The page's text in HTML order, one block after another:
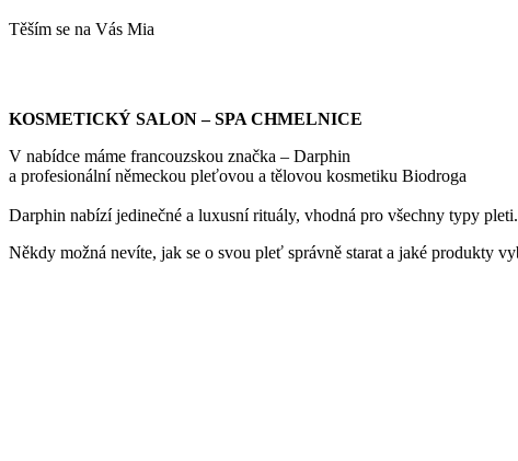
Těším se na Vás Mia
KOSMETICKÝ SALON – SPA CHMELNICE
V nabídce máme francouzskou značka – Darphin
a profesionální německou pleťovou a tělovou kosmetiku Biodroga
Darphin nabízí jedinečné a luxusní rituály, vhodná pro všechny typy
Někdy možná nevíte, jak se o svou pleť správně starat a jaké produkty